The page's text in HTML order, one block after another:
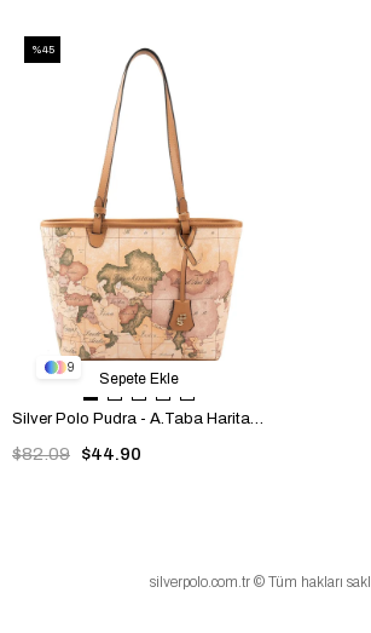
9
Silver Polo Pudra - A.Taba Harita Kadın Omuz Çantası SP1204
$44.90
$82.09
Sepete Ekle
%45
silverpolo.com.tr © Tüm hakları